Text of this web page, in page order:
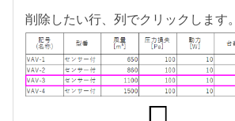
削除したい行、列でクリックします。